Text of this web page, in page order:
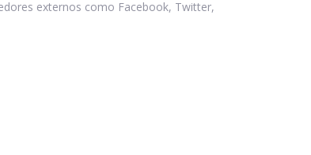
externos como Facebook, Twitter,